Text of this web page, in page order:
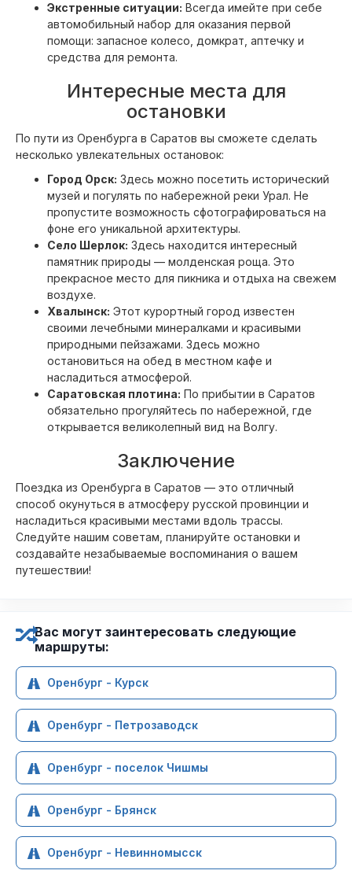
Экстренные ситуации: Всегда имейте при себе
автомобильный набор для оказания первой
помощи: запасное колесо, домкрат, аптечку и
средства для ремонта.
Интересные места для
остановки
По пути из Оренбурга в Саратов вы сможете сделать
несколько увлекательных остановок:
Город Орск: Здесь можно посетить исторический
музей и погулять по набережной реки Урал. Не
пропустите возможность сфотографироваться на
фоне его уникальной архитектуры.
Село Шерлок: Здесь находится интересный
памятник природы — молденская роща. Это
прекрасное место для пикника и отдыха на свежем
воздухе.
Хвалынск: Этот курортный город известен
своими лечебными минералками и красивыми
природными пейзажами. Здесь можно
остановиться на обед в местном кафе и
насладиться атмосферой.
Саратовская плотина: По прибытии в Саратов
обязательно прогуляйтесь по набережной, где
открывается великолепный вид на Волгу.
Заключение
Поездка из Оренбурга в Саратов — это отличный
способ окунуться в атмосферу русской провинции и
насладиться красивыми местами вдоль трассы.
Следуйте нашим советам, планируйте остановки и
создавайте незабываемые воспоминания о вашем
путешествии!
Вас могут заинтересовать следующие
маршруты:
Оренбург - Курск
Оренбург - Петрозаводск
Оренбург - поселок Чишмы
Оренбург - Брянск
Оренбург - Невинномысск